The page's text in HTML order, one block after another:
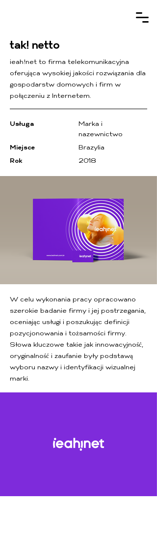
tak! netto
ieah!net to firma telekomunikacyjna
oferująca wysokiej jakości rozwiązania dla
gospodarstw domowych i firm w
połączeniu z Internetem.
Usługa
Marka i
nazewnictwo
Miejsce Brazylia
2018
Rok
W celu wykonania pracy opracowano
szerokie badanie firmy i jej postrzegania,
oceniając usługi i poszukując definicji
pozycjonowania i tożsamości firmy.
Słowa kluczowe takie jak innowacyjność,
oryginalność i zaufanie były podstawą
wyboru nazwy i identyfikacji wizualnej
marki.